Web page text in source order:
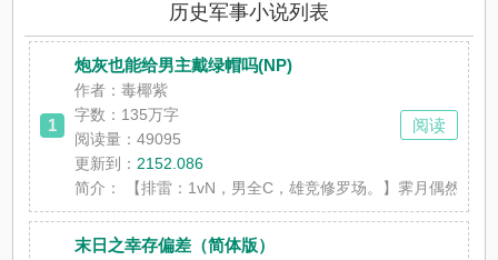
历史军事小说列表
1
炮灰也能给男主戴绿帽吗(NP)
作者：毒椰紫
字数： 135万字
阅读量：49095
更新到： 2152.086
简介：
【排雷：1vN，男全C，雄竞修罗场。】霁月偶然得
阅读
末日之幸存偏差（简体版）